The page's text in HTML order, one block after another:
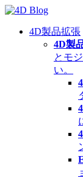
Skip
content4D製品拡張
4D製
とモ
い。